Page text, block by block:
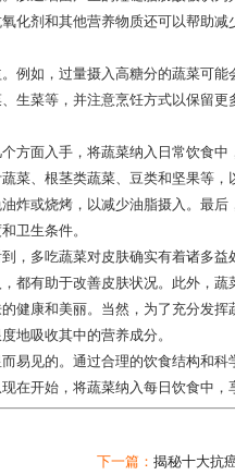
化剂和其他营养物质还可以帮助
例如，过量摄入高糖分的蔬菜可
生菜等，并注意烹饪方式以保留
方面入手，将蔬菜纳入日常饮食
菜、根茎类蔬菜、豆类和坚果等
炸或烧烤，以减少油脂摄入。最
卫生条件。
，多吃蔬菜对皮肤确实有着诸多
都有助于改善皮肤状况。此外，
健康和美丽。当然，为了充分发
地吸收其中的营养成分。
易见的。通过合理的饮食结构和
在开始，将蔬菜纳入每日饮食中
下一篇： 揭秘十大抗